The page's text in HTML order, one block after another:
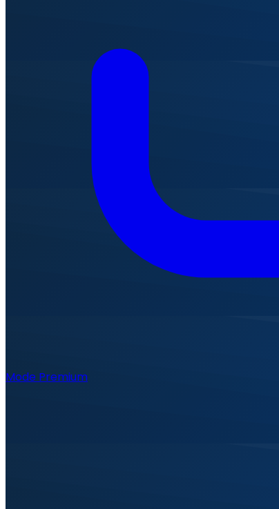
Mode Premium